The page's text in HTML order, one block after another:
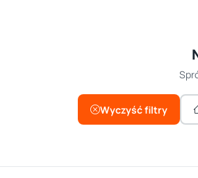
Wyczyść filtry